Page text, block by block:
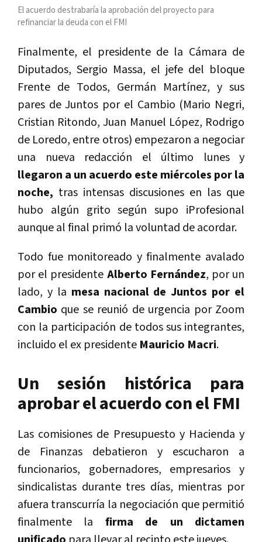
El acuerdo destrabaría la aprobación del proyecto para
refinanciar la deuda con el FMI
Finalmente, el presidente de la Cámara de
Diputados, Sergio Massa, el jefe del bloque
Frente de Todos, Germán Martínez, y sus
pares de Juntos por el Cambio (Mario Negri,
Cristian Ritondo, Juan Manuel López, Rodrigo
de Loredo, entre otros) empezaron a negociar
una nueva redacción el último lunes y
llegaron a un acuerdo este miércoles por la
noche, tras intensas discusiones en las que
hubo algún grito según supo iProfesional
aunque al final primó la voluntad de acordar.
Todo fue monitoreado y finalmente avalado
por el presidente Alberto Fernández, por un
lado, y la mesa nacional de Juntos por el
Cambio que se reunió de urgencia por Zoom
con la participación de todos sus integrantes,
incluido el ex presidente Mauricio Macri.
Un sesión histórica para
aprobar el acuerdo con el FMI
Las comisiones de Presupuesto y Hacienda y
de Finanzas debatieron y escucharon a
funcionarios, gobernadores, empresarios y
sindicalistas durante tres días, mientras por
afuera transcurría la negociación que permitió
finalmente la firma de un dictamen